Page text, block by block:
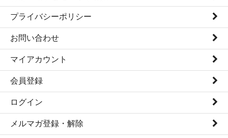
プライバシーポリシー
お問い合わせ
マイアカウント
会員登録
ログイン
メルマガ登録・解除